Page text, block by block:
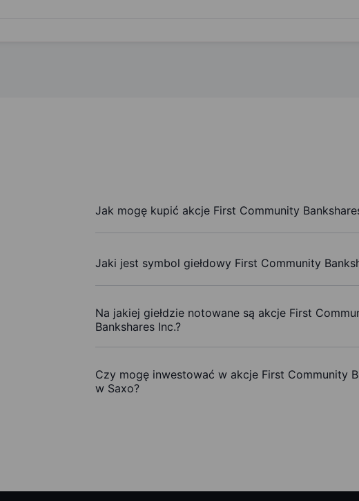
Jak mogę kupić akcje First Community
Jaki jest symbol giełdowy First Community
Na jakiej giełdzie notowane są akcje First
Bankshares Inc.?
Czy mogę inwestować w akcje First Community
w Saxo?